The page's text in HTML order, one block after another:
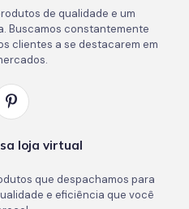
de qualidade e um
Buscamos constantemente
clientes a se destacarem em
loja virtual
que despachamos para
e eficiência que você